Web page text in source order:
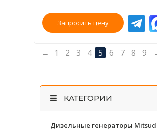
Запросить цену
← 1 2 3 4 5 6 7 8 9
КАТЕГОРИИ
Дизельные генераторы